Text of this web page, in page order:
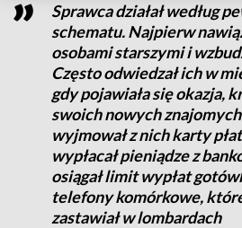
Sprawca działał według
schematu. Najpierw
osobami starszymi i
Często odwiedzał ich w
gdy pojawiała się okazja,
swoich nowych
wyjmował z nich karty
wypłacał pieniądze z
osiągał limit wypłat
telefony komórkowe,
zastawiał w lombardach